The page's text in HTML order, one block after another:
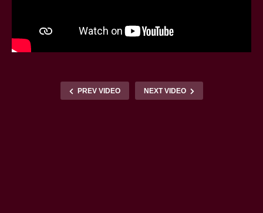
PREV VIDEO NEXT VIDEO